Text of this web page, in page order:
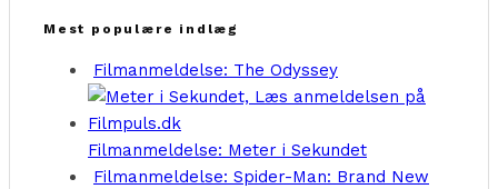
Mest populære indlæg
Filmanmeldelse: The Odyssey
Filmanmeldelse: Meter i Sekundet
Filmanmeldelse: Spider-Man: Brand New